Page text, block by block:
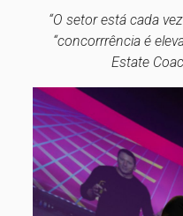
“O setor está cada
“concorrrência é
Estate